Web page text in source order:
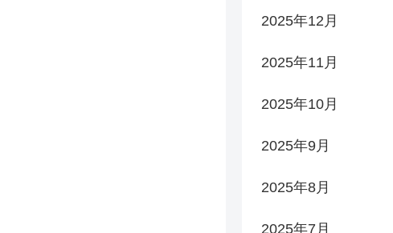
2025年12月
2025年11月
2025年10月
2025年9月
2025年8月
2025年7月